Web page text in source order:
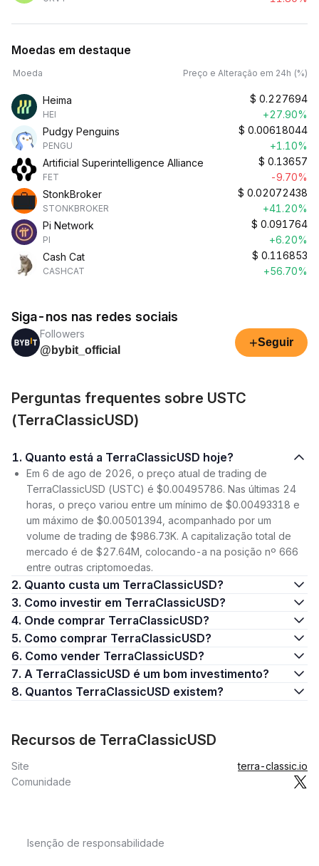
Moedas em destaque
Moeda Preço e Alteração em 24h (%)
Heima
HEI
$ 0.227694
+27.90%
Pudgy Penguins
PENGU
$ 0.00618044
+1.10%
Artificial Superintelligence Alliance
FET
$ 0.13657
-9.70%
StonkBroker
STONKBROKER
$ 0.02072438
+41.20%
Pi Network
PI
$ 0.091764
+6.20%
Cash Cat
CASHCAT
$ 0.116853
+56.70%
Siga-nos nas redes sociais
Followers
@bybit_official
+Seguir
Perguntas frequentes sobre USTC
(TerraClassicUSD)
1. Quanto está a TerraClassicUSD hoje?
Em 6 de ago de 2026, o preço atual de trading de
TerraClassicUSD (USTC) é $0.00495786. Nas últimas 24
horas, o preço variou entre um mínimo de $0.00493318 e
um máximo de $0.00501394, acompanhado por um
volume de trading de $986.73K. A capitalização total de
mercado é de $27.64M, colocando-a na posição nº 666
entre outras criptomoedas.
2. Quanto custa um TerraClassicUSD?
3. Como investir em TerraClassicUSD?
4. Onde comprar TerraClassicUSD?
5. Como comprar TerraClassicUSD?
6. Como vender TerraClassicUSD?
7. A TerraClassicUSD é um bom investimento?
8. Quantos TerraClassicUSD existem?
Recursos de TerraClassicUSD
Site
terra-classic.io
Comunidade
Isenção de responsabilidade